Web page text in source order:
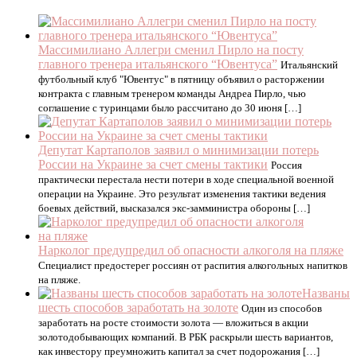
Массимилиано Аллегри сменил Пирло на посту
главного тренера итальянского “Ювентуса” Итальянский
футбольный клуб "Ювентус" в пятницу объявил о расторжении
контракта с главным тренером команды Андреа Пирло, чью
соглашение с туринцами было рассчитано до 30 июня […]
Депутат Картаполов заявил о минимизации потерь
России на Украине за счет смены тактики Россия
практически перестала нести потери в ходе специальной военной
операции на Украине. Это результат изменения тактики ведения
боевых действий, высказался экс-замминистра обороны […]
Нарколог предупредил об опасности алкоголя на пляже
Специалист предостерег россиян от распития алкогольных напитков
на пляже.
Названы
шесть способов заработать на золоте Один из способов
заработать на росте стоимости золота — вложиться в акции
золотодобывающих компаний. В РБК раскрыли шесть вариантов,
как инвестору преумножить капитал за счет подорожания […]